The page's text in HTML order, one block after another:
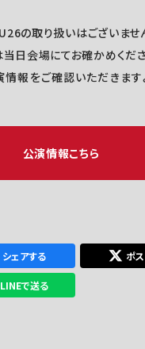
の取り扱いはございませ
日会場にてお確かめくださ
報をご確認いただきます
公演情報こちら
シェアする ポ
LINEで送る